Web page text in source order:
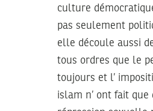
culture
pas seulement
elle découle aussi
tous ordres que le
toujours et l’
islam n’ ont fait que